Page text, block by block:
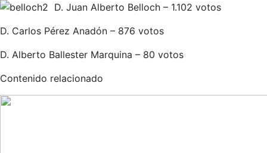
D. Juan Alberto Belloch – 1.102 votos
D. Carlos Pérez Anadón – 876 votos
D. Alberto Ballester Marquina – 80 votos
Contenido relacionado